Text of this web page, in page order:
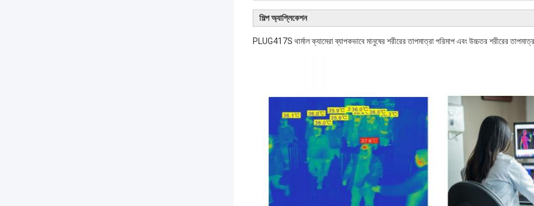
শিল্প অ্যাপ্লিকেশন
PLUG417S থার্মাল ক্যামেরা ব্যাপকভাবে মানুষের শরীরের তাপমাত্রা পরিমাপ এবং উচ্চতর শরীরের